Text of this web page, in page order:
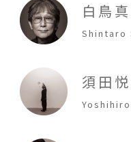
白鳥
Shintaro
須田